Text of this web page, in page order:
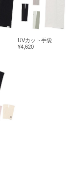
UVカット手袋
¥4,620